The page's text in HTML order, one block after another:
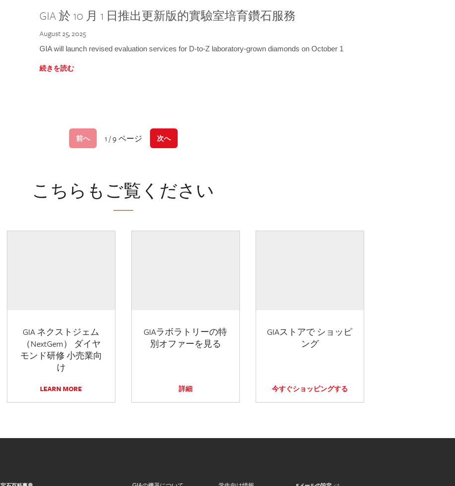
GIA 於 10 月 1 日推出更新版的實驗室培育鑽石服務
August 25, 2025
GIA will launch revised evaluation services for D-to-Z laboratory-grown diamonds on October 1
続きを読む
前へ 1 / 9 ページ 次へ
こちらもご覧ください
GIA ネクストジェム
（NextGem） ダイヤ
モンド研修 小売業向
け
LEARN MORE
GIAラボラトリーの特
別オファーを見る
詳細
GIAストアで ショッピ
ング
今すぐショッピングする